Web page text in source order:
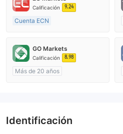
Calificación 9.24
Cuenta ECN
Supervisión en Australia
Licencia completa de MT4
GO Markets
Calificación 8.98
Más de 20 años
Identificación